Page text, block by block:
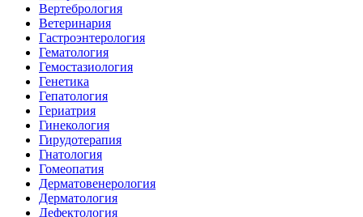
Вертебрология
Ветеринария
Гастроэнтерология
Гематология
Гемостазиология
Генетика
Гепатология
Гериатрия
Гинекология
Гирудотерапия
Гнатология
Гомеопатия
Дерматовенерология
Дерматология
Дефектология